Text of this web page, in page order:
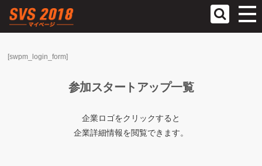
[swpm_login_form]
参加スタートアップ一覧
企業ロゴをクリックすると
企業詳細情報を閲覧できます。